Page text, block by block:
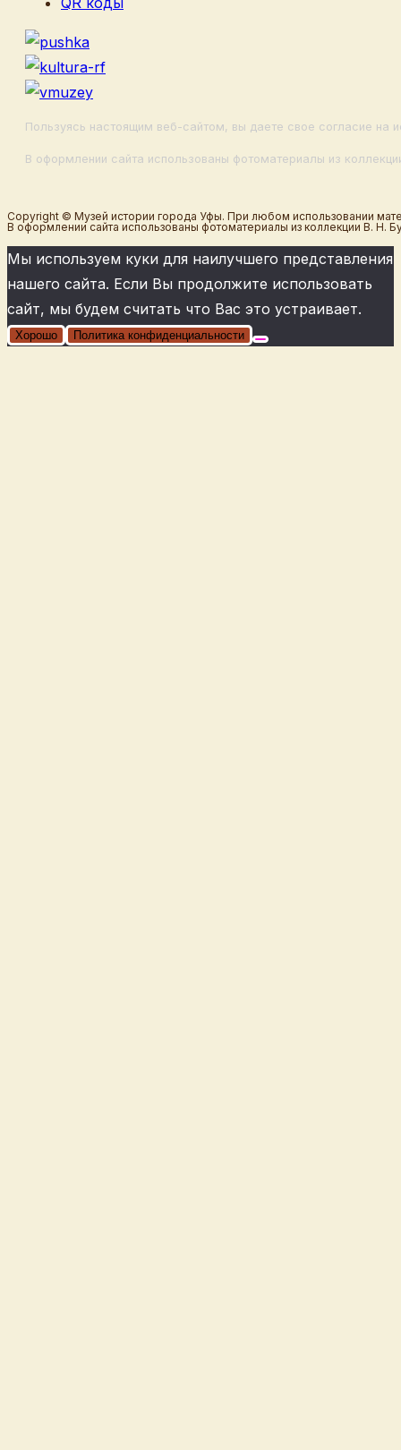
Пользуясь настоящим веб-сайтом, вы даете свое согласие на
В оформлении сайта использованы фотоматериалы из
Copyright © Музей истории города Уфы. При любом использовании
В оформлении сайта использованы фотоматериалы из коллекции В. Н.
Мы используем куки для наилучшего представления
нашего сайта. Если Вы продолжите использовать
сайт, мы будем считать что Вас это устраивает.
Хорошо Политика конфиденциальности